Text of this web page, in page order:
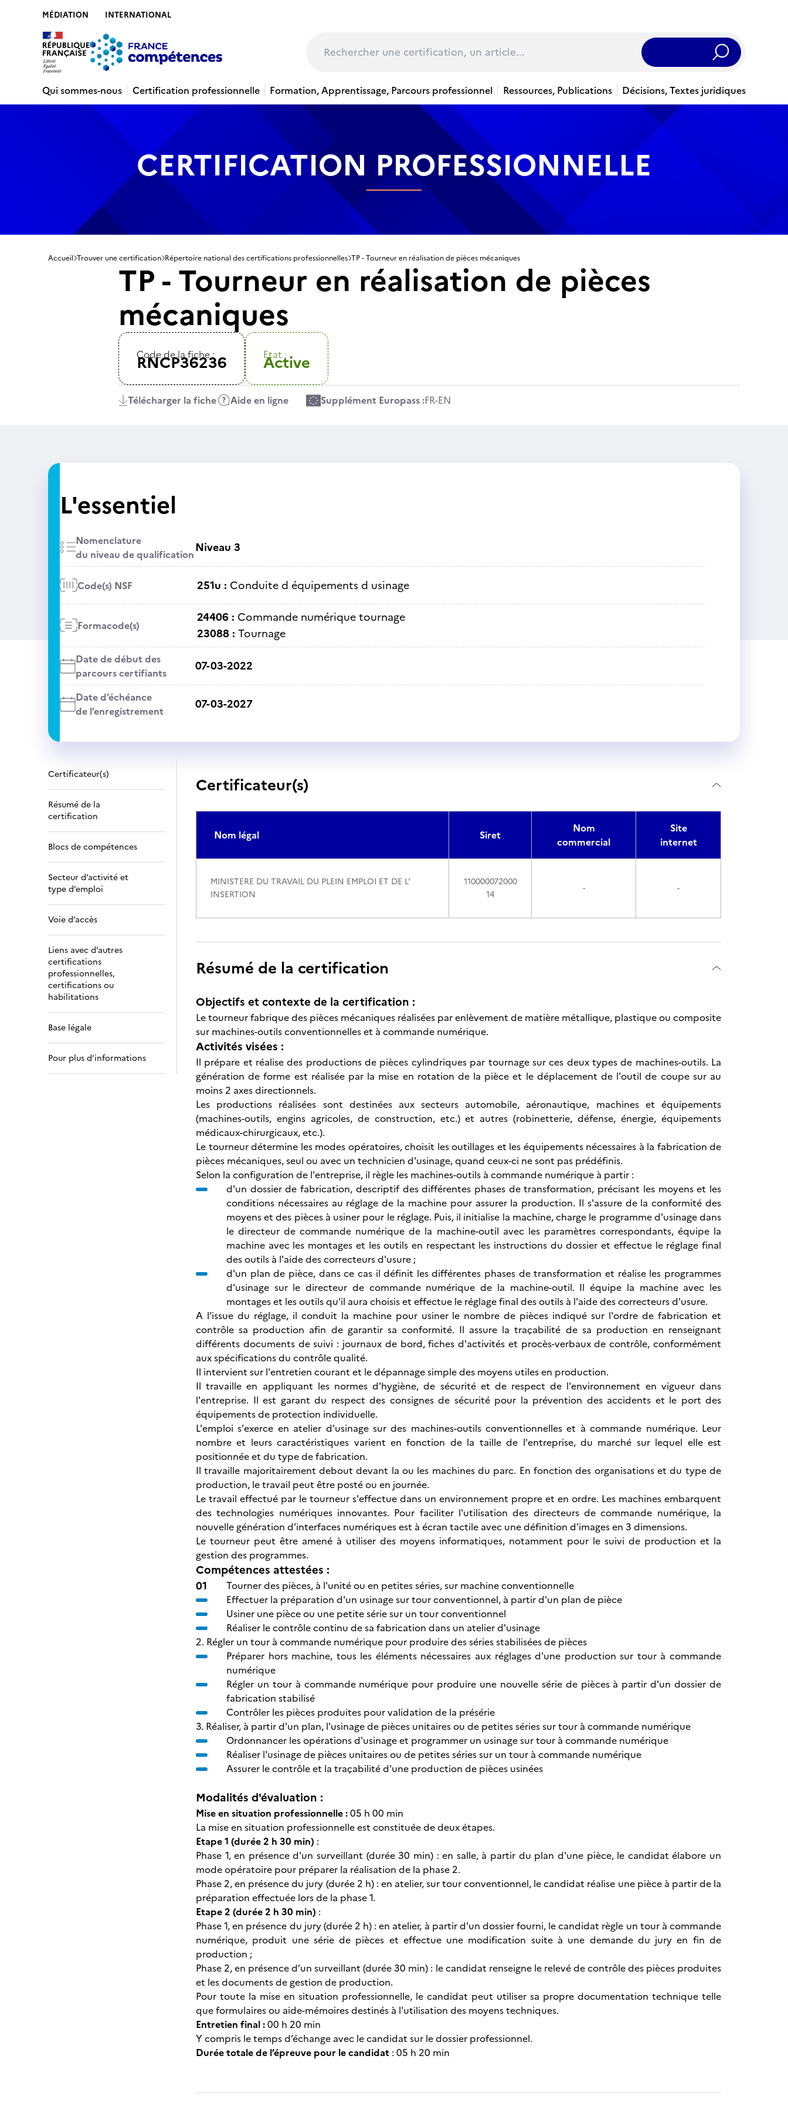
MÉDIATION INTERNATIONAL
Rechercher
Qui sommes-nous
Certification professionnelle Formation, Apprentissage, Parcours professionnel Ressources, Publications Décisions, Textes juridiques
CERTIFICATION PROFESSIONNELLE
Accueil Trouver une certification Répertoire national des certifications professionnelles TP - Tourneur en réalisation de pièces mécaniques
TP - Tourneur en réalisation de pièces
mécaniques
Code de la fiche :
RNCP36236 Etat :
Active
Télécharger la fiche Aide en ligne Supplément Europass :FR-EN
L'essentiel
Nomenclature
du niveau de qualificationNiveau 3
Code(s) NSF 251u : Conduite d équipements d usinage
Formacode(s)
24406 : Commande numérique tournage
23088 : Tournage
Date de début des
parcours certifiants
07-03-2022
Date d’échéance
de l’enregistrement
07-03-2027
Certificateur(s)
Résumé de la
certification
Blocs de compétences
Secteur d’activité et
type d’emploi
Voie d’accès
Liens avec d’autres
certifications
professionnelles,
certifications ou
habilitations
Base légale
Pour plus d’informations
Certificateur(s)
Nom légal Siret
Nom
commercial
Site
internet
MINISTERE DU TRAVAIL DU PLEIN EMPLOI ET DE L'
INSERTION
110000072000
14
- -
Résumé de la certification
Objectifs et contexte de la certification :
Le tourneur fabrique des pièces mécaniques réalisées par enlèvement de matière métallique, plastique ou composite
sur machines-outils conventionnelles et à commande numérique.
Activités visées :
Il prépare et réalise des productions de pièces cylindriques par tournage sur ces deux types de machines-outils. La
génération de forme est réalisée par la mise en rotation de la pièce et le déplacement de l'outil de coupe sur au
moins 2 axes directionnels.
Les productions réalisées sont destinées aux secteurs automobile, aéronautique, machines et équipements
(machines-outils, engins agricoles, de construction, etc.) et autres (robinetterie, défense, énergie, équipements
médicaux-chirurgicaux, etc.).
Le tourneur détermine les modes opératoires, choisit les outillages et les équipements nécessaires à la fabrication de
pièces mécaniques, seul ou avec un technicien d'usinage, quand ceux-ci ne sont pas prédéfinis.
Selon la configuration de l'entreprise, il règle les machines-outils à commande numérique à partir :
d'un dossier de fabrication, descriptif des différentes phases de transformation, précisant les moyens et les
conditions nécessaires au réglage de la machine pour assurer la production. Il s'assure de la conformité des
moyens et des pièces à usiner pour le réglage. Puis, il initialise la machine, charge le programme d'usinage dans
le directeur de commande numérique de la machine-outil avec les paramètres correspondants, équipe la
machine avec les montages et les outils en respectant les instructions du dossier et effectue le réglage final
des outils à l'aide des correcteurs d'usure ;
d'un plan de pièce, dans ce cas il définit les différentes phases de transformation et réalise les programmes
d'usinage sur le directeur de commande numérique de la machine-outil. Il équipe la machine avec les
montages et les outils qu'il aura choisis et effectue le réglage final des outils à l'aide des correcteurs d'usure.
A l'issue du réglage, il conduit la machine pour usiner le nombre de pièces indiqué sur l'ordre de fabrication et
contrôle sa production afin de garantir sa conformité. Il assure la traçabilité de sa production en renseignant
différents documents de suivi : journaux de bord, fiches d'activités et procès-verbaux de contrôle, conformément
aux spécifications du contrôle qualité.
Il intervient sur l'entretien courant et le dépannage simple des moyens utiles en production.
Il travaille en appliquant les normes d'hygiène, de sécurité et de respect de l'environnement en vigueur dans
l'entreprise. Il est garant du respect des consignes de sécurité pour la prévention des accidents et le port des
équipements de protection individuelle.
L'emploi s'exerce en atelier d'usinage sur des machines-outils conventionnelles et à commande numérique. Leur
nombre et leurs caractéristiques varient en fonction de la taille de l'entreprise, du marché sur lequel elle est
positionnée et du type de fabrication.
Il travaille majoritairement debout devant la ou les machines du parc. En fonction des organisations et du type de
production, le travail peut être posté ou en journée.
Le travail effectué par le tourneur s'effectue dans un environnement propre et en ordre. Les machines embarquent
des technologies numériques innovantes. Pour faciliter l'utilisation des directeurs de commande numérique, la
nouvelle génération d'interfaces numériques est à écran tactile avec une définition d'images en 3 dimensions.
Le tourneur peut être amené à utiliser des moyens informatiques, notamment pour le suivi de production et la
gestion des programmes.
Compétences attestées :
Tourner des pièces, à l'unité ou en petites séries, sur machine conventionnelle
Effectuer la préparation d'un usinage sur tour conventionnel, à partir d'un plan de pièce
Usiner une pièce ou une petite série sur un tour conventionnel
Réaliser le contrôle continu de sa fabrication dans un atelier d'usinage
2. Régler un tour à commande numérique pour produire des séries stabilisées de pièces
Préparer hors machine, tous les éléments nécessaires aux réglages d'une production sur tour à commande
numérique
Régler un tour à commande numérique pour produire une nouvelle série de pièces à partir d'un dossier de
fabrication stabilisé
Contrôler les pièces produites pour validation de la présérie
3. Réaliser, à partir d'un plan, l'usinage de pièces unitaires ou de petites séries sur tour à commande numérique
Ordonnancer les opérations d'usinage et programmer un usinage sur tour à commande numérique
Réaliser l'usinage de pièces unitaires ou de petites séries sur un tour à commande numérique
Assurer le contrôle et la traçabilité d'une production de pièces usinées
Modalités d'évaluation :
Mise en situation professionnelle :05 h 00 min
La mise en situation professionnelle est constituée de deux étapes.
Etape 1 (durée 2 h 30 min) :
Phase 1, en présence d'un surveillant (durée 30 min) : en salle, à partir du plan d'une pièce, le candidat élabore un
mode opératoire pour préparer la réalisation de la phase 2.
Phase 2, en présence du jury (durée 2 h) : en atelier, sur tour conventionnel, le candidat réalise une pièce à partir de la
préparation effectuée lors de la phase 1.
Etape 2 (durée 2 h 30 min) :
Phase 1, en présence du jury (durée 2 h) : en atelier, à partir d'un dossier fourni, le candidat règle un tour à commande
numérique, produit une série de pièces et effectue une modification suite à une demande du jury en fin de
production ;
Phase 2, en présence d’un surveillant (durée 30 min) : le candidat renseigne le relevé de contrôle des pièces produites
et les documents de gestion de production.
Pour toute la mise en situation professionnelle, le candidat peut utiliser sa propre documentation technique telle
que formulaires ou aide-mémoires destinés à l'utilisation des moyens techniques.
Entretien final :00 h 20 min
Y compris le temps d’échange avec le candidat sur le dossier professionnel.
Durée totale de l’épreuve pour le candidat : 05 h 20 min